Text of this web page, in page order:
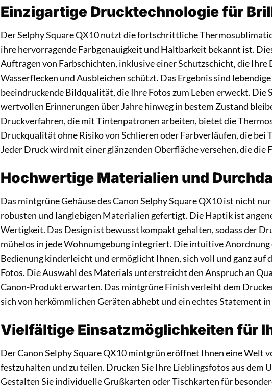
Einzigartige Drucktechnologie für
Der Selphy Square QX10 nutzt die fortschrittliche
ihre hervorragende Farbgenauigkeit und Haltbarkeit bekannt ist.
Auftragen von Farbschichten, inklusive einer Schutzschicht, die Ihre
Wasserflecken und Ausbleichen schützt. Das Ergebnis sind
beeindruckende Bildqualität, die Ihre Fotos zum Leben erweckt. Die
wertvollen Erinnerungen über Jahre hinweg in bestem Zustand
Druckverfahren, die mit Tintenpatronen arbeiten, bietet die
Druckqualität ohne Risiko von Schlieren oder Farbverläufen, die
Jeder Druck wird mit einer glänzenden Oberfläche versehen, die
Hochwertige Materialien und
Das mintgrüne Gehäuse des Canon Selphy Square QX10 ist nicht
robusten und langlebigen Materialien gefertigt. Die Haptik ist
Wertigkeit. Das Design ist bewusst kompakt gehalten, sodass der
mühelos in jede Wohnumgebung integriert. Die intuitive Anordnung
Bedienung kinderleicht und ermöglicht Ihnen, sich voll und ganz auf
Fotos. Die Auswahl des Materials unterstreicht den Anspruch an
Canon-Produkt erwarten. Das mintgrüne Finish verleiht dem
sich von herkömmlichen Geräten abhebt und ein echtes Statement
Vielfältige Einsatzmöglichkeiten für
Der Canon Selphy Square QX10 mintgrün eröffnet Ihnen eine Welt
festzuhalten und zu teilen. Drucken Sie Ihre Lieblingsfotos aus dem
Gestalten Sie individuelle Grußkarten oder Tischkarten für